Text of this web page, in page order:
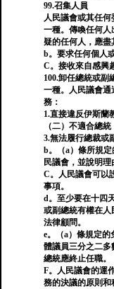
99.召集人員
人民議會或其任何
一種。傳喚任何
疑的任何人，應盡
b。要求任何個人
C。接收來自感興
100.卸任總統或副
一種。人民議會
務：
1.直接違反伊斯蘭
（二）不適合總
3.無法履行總裁或
b。（a）條所規
民議會，並說明理
C。人民議會可以
事項。
d。至少要在十四
或副總統有權在
法律顧問。
e。（a）條規定
體議員三分之二多
總統應終止任職。
F。人民議會的運
務的決議的原則和